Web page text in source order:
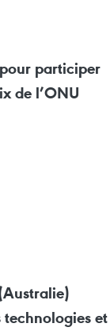
participer
de l’ONU
et